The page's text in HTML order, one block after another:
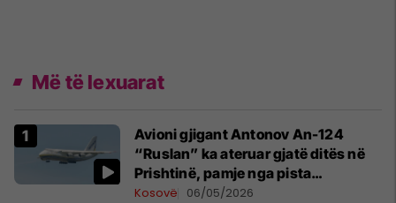
Më të lexuarat
Avioni gjigant Antonov An-124
“Ruslan” ka ateruar gjatë ditës në
Prishtinë, pamje nga pista
publikohen edhe në rrjete sociale
Kosovë 06/05/2026